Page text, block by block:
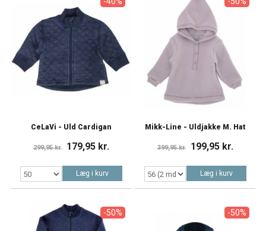
CeLaVi - Uld Cardigan
299,95 kr. 179,95 kr.
Læg i kurv
Mikk-Line - Uldjakke M. Hat
399,95 kr. 199,95 kr.
Læg i kurv
-50% -50%